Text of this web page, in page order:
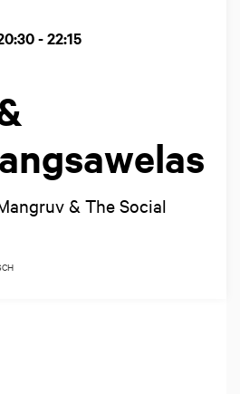
& The Social
- 22:15